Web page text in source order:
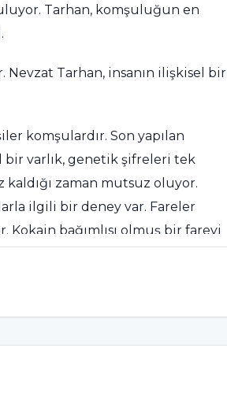
Tarhan, komşuluğun en
Tarhan, insanın ilişkisel bir
komşulardır. Son yapılan
bir varlık, genetik şifreleri tek
kaldığı zaman mutsuz oluyor.
ilgili bir deney var. Fareler
Kokain bağımlısı olmuş bir fareyi
insanların bağımlı olmasının
bağımlısı olan insanların zayıf
bulurlar. Onunla geçici bir